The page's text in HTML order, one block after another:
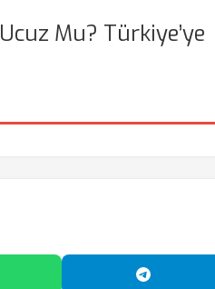
Mu? Türkiye’ye